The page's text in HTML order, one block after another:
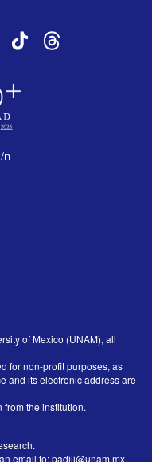
n
of Mexico (UNAM), all
for non-profit purposes, as
and its electronic address are
the institution.
email to:padiij@unam.mx